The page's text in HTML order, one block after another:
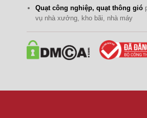
Quạt công nghiệp, quạt thông gió
vụ nhà xưởng, kho bãi, nhà máy